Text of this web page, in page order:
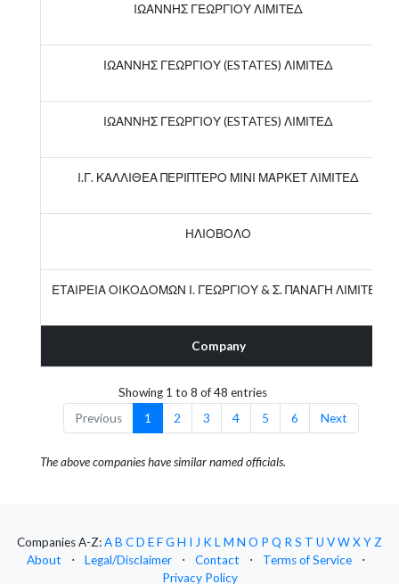
Company
ΙΩΑΝΝΗΣ ΓΕΩΡΓΙΟΥ ΛΙΜΙΤΕΔ
ΙΩΑΝΝΗΣ ΓΕΩΡΓΙΟΥ (ESTATES) ΛΙΜΙΤΕΔ
ΙΩΑΝΝΗΣ ΓΕΩΡΓΙΟΥ (ESTATES) ΛΙΜΙΤΕΔ
Ι.Γ. ΚΑΛΛΙΘΕΑ ΠΕΡΙΠΤΕΡΟ ΜΙΝΙ ΜΑΡΚΕΤ ΛΙΜΙΤΕΔ
ΗΛΙΟΒΟΛΟ
ΕΤΑΙΡΕΙΑ ΟΙΚΟΔΟΜΩΝ Ι. ΓΕΩΡΓΙΟΥ & Σ. ΠΑΝΑΓΗ ΛΙΜΙΤΕΔ
Showing 1 to 8 of 48 entries
Previous
1 2 3 4 5 6 Next
The above companies have similar named officials.
Companies A-Z:AB CD EFG H I J K L M N O P Q R S T U VWXY Z
About
⋅ Legal/Disclaimer ⋅ Contact ⋅ Terms of Service
⋅
Privacy Policy